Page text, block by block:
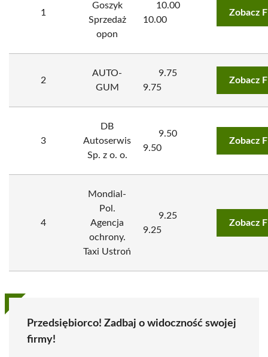
1
Goszyk
Sprzedaż
opon
10.00
10.00
Zobacz
2
AUTO-
GUM
9.75
9.75
Zobacz
3
DB
Autoserwis
Sp. z o. o.
9.50
9.50
Zobacz
4
Mondial-
Pol.
Agencja
ochrony.
Taxi Ustroń
9.25
9.25
Zobacz
Przedsiębiorco! Zadbaj o widoczność swojej
firmy!